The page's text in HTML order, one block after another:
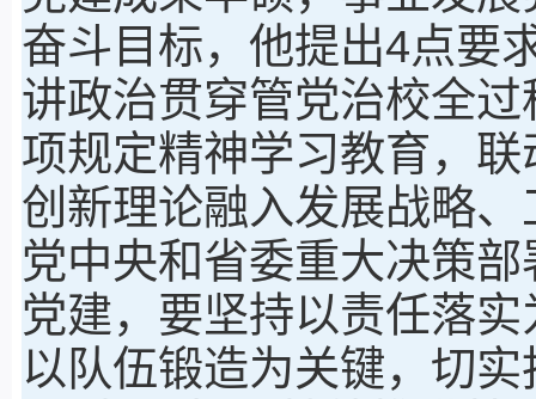
奋斗目标，他提出4点要
讲政治贯穿管党治校全
项规定精神学习教育，
创新理论融入发展战略
党中央和省委重大决策
党建，要坚持以责任落
以队伍锻造为关键，切